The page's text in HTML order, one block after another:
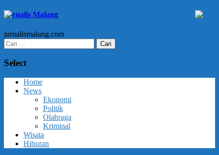
Jurnalis Malang
jurnalismalang.com
Cari
untuk:
Select
Home
News
Ekonomi
Politik
Olahraga
Kriminal
Wisata
Hiburan